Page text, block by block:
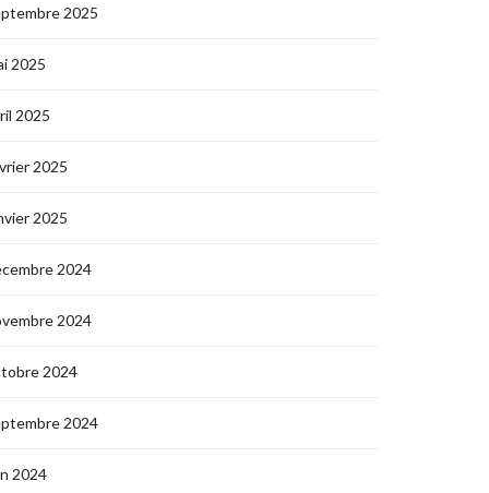
2025
2025
2025
2025
2025
2024
2024
2024
2024
2024